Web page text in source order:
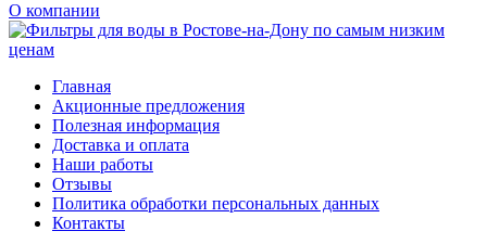
О компании
Главная
Акционные предложения
Полезная информация
Доставка и оплата
Наши работы
Отзывы
Политика обработки персональных данных
Контакты